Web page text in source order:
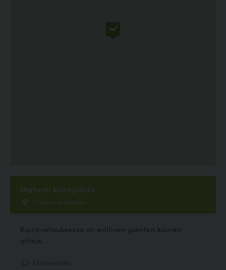
Matarin koirapuisto
Oskarintie, Vantaa
Koira-aitauksessa on erillinen pienten koirien
aitaus.